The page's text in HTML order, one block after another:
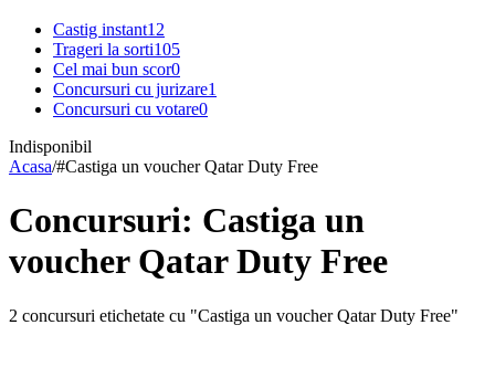
Castig instant12
Trageri la sorti105
Cel mai bun scor0
Concursuri cu jurizare1
Concursuri cu votare0
Indisponibil
Acasa/#Castiga un voucher Qatar Duty Free
Concursuri: Castiga un
voucher Qatar Duty Free
2 concursuri etichetate cu "Castiga un voucher Qatar Duty Free"